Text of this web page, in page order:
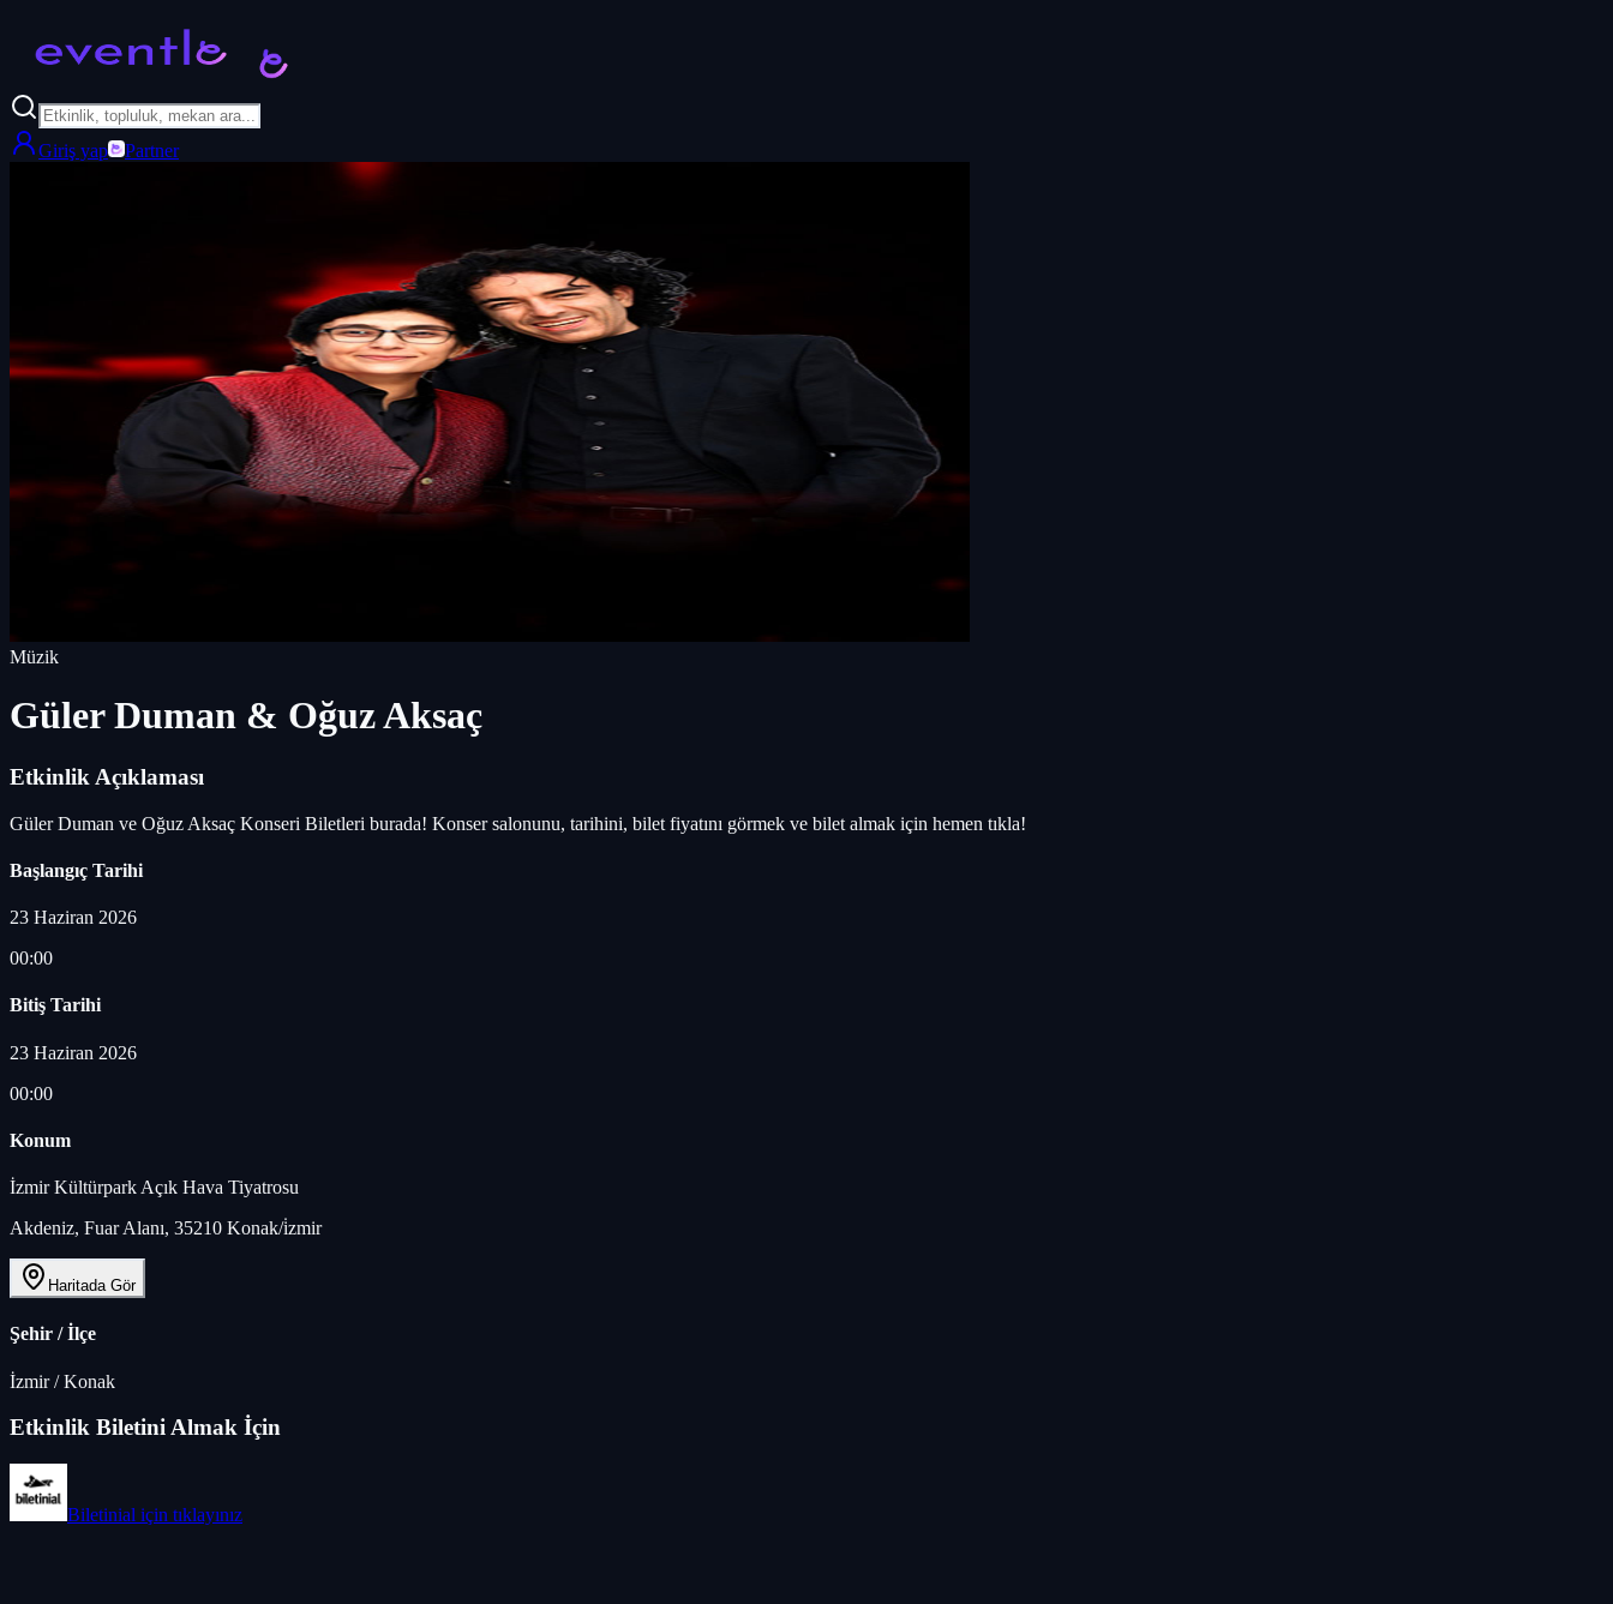
Giriş yap Partner
Müzik
Güler Duman & Oğuz Aksaç
Etkinlik Açıklaması
Güler Duman ve Oğuz Aksaç Konseri Biletleri burada! Konser salonunu, tarihini, bilet fiyatını görmek ve bilet almak için hemen tıkla!
Başlangıç Tarihi
23 Haziran 2026
00:00
Bitiş Tarihi
23 Haziran 2026
00:00
Konum
İzmir Kültürpark Açık Hava Tiyatrosu
Akdeniz, Fuar Alanı, 35210 Konak/i̇zmir
Haritada Gör
Şehir / İlçe
İzmir/Konak
Etkinlik Biletini Almak İçin
Biletinial için tıklayınız